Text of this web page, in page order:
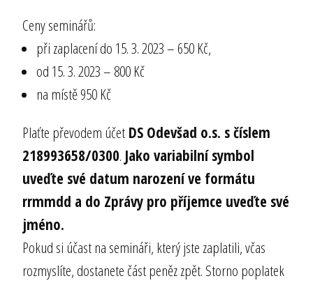
Ceny seminářů:
při zaplacení do 15. 3. 2023 – 650 Kč,
od 15. 3. 2023 – 800 Kč
na místě 950 Kč
Plaťte převodem účet DS Odevšad o.s. s číslem
218993658/0300. Jako variabilní symbol
uveďte své datum narození ve formátu
rrmmdd a do Zprávy pro příjemce uveďte své
jméno.
Pokud si účast na semináři, který jste zaplatili, včas
rozmyslíte, dostanete část peněz zpět. Storno poplatek